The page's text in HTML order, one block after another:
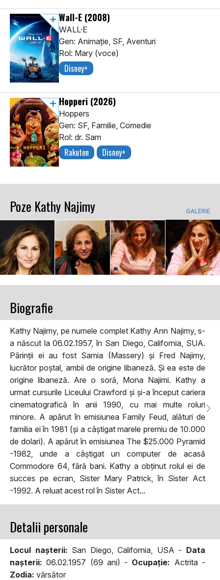
Wall-E (2008)
WALL·E
Gen: Animaţie, SF, Aventuri
Rol: Mary (voce)
Disney+
Hopperi (2026)
Hoppers
Gen: SF, Familie, Comedie
Rol: dr. Sam
Rakuten Disney+
Poze Kathy Najimy GALERIE
Biografie
Kathy Najimy, pe numele complet Kathy Ann Najimy, s-
a născut la 06.02.1957, în San Diego, California, SUA.
Părinții ei au fost Samia (Massery) și Fred Najimy,
lucrător poștal, ambii de origine libaneză. Și ea este de
origine libaneză. Are o soră, Mona Najimi. Kathy a
urmat cursurile Liceului Crawford și și-a început cariera
cinematografică în anii 1990, cu mai multe roluri
minore. A apărut în emisiunea Family Feud, alături de
familia ei în 1981 (și a câștigat marele premiu de 10.000
de dolari). A apărut în emisiunea The $25.000 Pyramid
-1982, unde a câștigat un computer de acasă
Commodore 64, fără bani. Kathy a obținut rolul ei de
succes pe ecran, Sister Mary Patrick, în Sister Act
-1992. A reluat acest rol în Sister Act...
Detalii personale
Locul naşterii: San Diego, California, USA - Data
naşterii: 06.02.1957 (69 ani) - Ocupaţie: Actrita -
Zodia: vărsător